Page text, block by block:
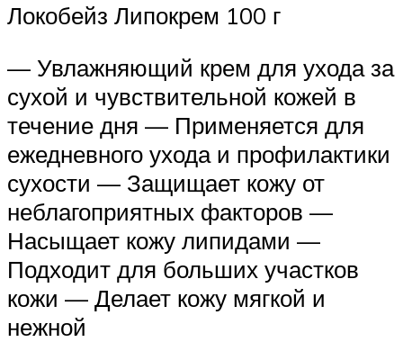
Локобейз Липокрем 100 г
— Увлажняющий крем для ухода за
сухой и чувствительной кожей в
течение дня — Применяется для
ежедневного ухода и профилактики
сухости — Защищает кожу от
неблагоприятных факторов —
Насыщает кожу липидами —
Подходит для больших участков
кожи — Делает кожу мягкой и
нежной